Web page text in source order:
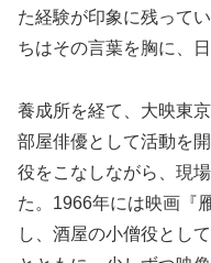
た経験が印象に残って
ちはその言葉を胸に、
養成所を経て、大映東
部屋俳優として活動を
役をこなしながら、現
た。1966年には映画『
し、酒屋の小僧役とし